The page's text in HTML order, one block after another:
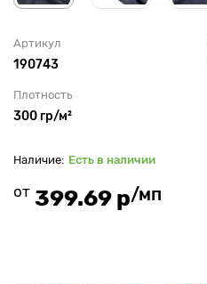
Артикул
190743
Плотность
300 гр/м²
Есть в наличии
от 399.69 р/мп